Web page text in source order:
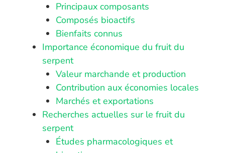
Principaux composants
Composés bioactifs
Bienfaits connus
Importance économique du fruit du
serpent
Valeur marchande et production
Contribution aux économies locales
Marchés et exportations
Recherches actuelles sur le fruit du
serpent
Études pharmacologiques et